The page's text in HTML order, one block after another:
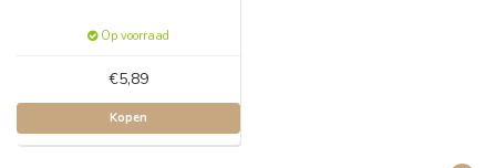
Op voorraad
€5,89
Kopen